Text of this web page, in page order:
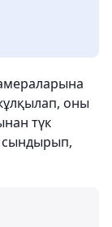
оны
түк
сындырып,